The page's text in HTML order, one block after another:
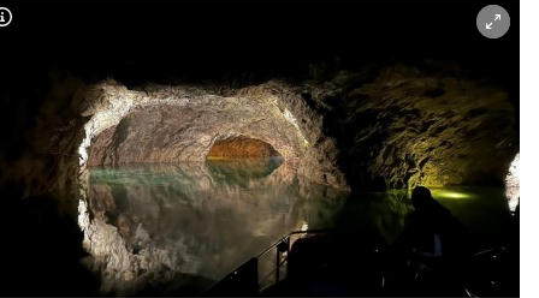
Copyright-Hinweis öffnen/schließen